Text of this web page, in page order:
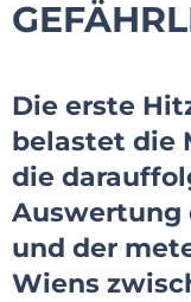
Die erste
belastet die
die
Auswertung
und der
Wiens